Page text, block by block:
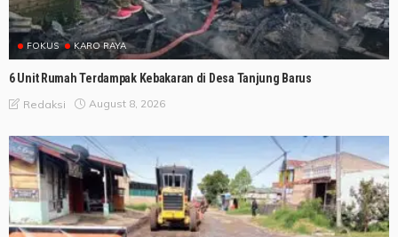
FOKUS KARO RAYA
6 Unit Rumah Terdampak Kebakaran di Desa Tanjung Barus
Redaksi August 8, 2026